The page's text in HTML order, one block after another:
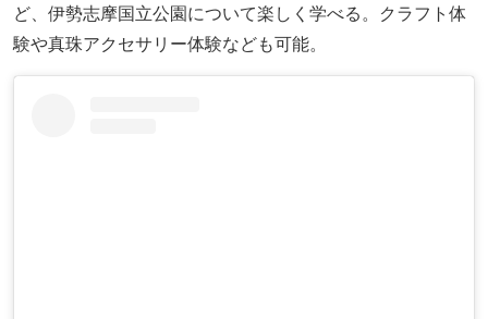
ど、伊勢志摩国立公園について楽しく学べる。クラフト体
験や真珠アクセサリー体験なども可能。